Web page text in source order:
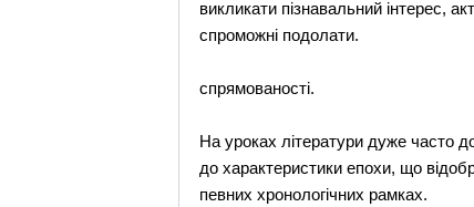
викликати пізнавальний інтерес,
спроможні подолати.
спрямованості.
На уроках літератури дуже часто
до характеристики епохи, що
певних хронологічних рамках.